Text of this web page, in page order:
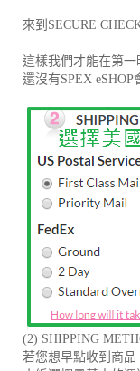
來到SECURE
這樣我們才能在第
還沒有SPEX
(2) SHIPPING
若您想早點收到商